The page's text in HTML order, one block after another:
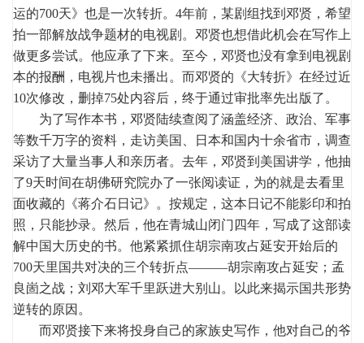
运的700天》也是一次转折。4年前，某剧组找到邓贤，希望
拍一部解放战争题材的电视剧。邓贤也想借此机会在写作上
做更多尝试。他应承了下来。至今，邓贤也没有拿到电视剧
本的报酬，电视片也未播出。而邓贤的《大转折》在经过近
10次修改，删掉75处内容后，终于通过审批率先出版了。
为了写作本书，邓贤陆续查阅了涵盖经济、政治、军事
等数千万字的资料，走访美国、日本和国内十余省市，调查
采访了大量当事人和亲历者。去年，邓贤到美国讲学，他抽
了9天时间在胡佛研究院办了一张阅读证，为的就是去看里
面收藏的《蒋介石日记》。按规定，这本日记不能影印和拍
照，只能抄录。然后，他在青城山闭门四年，写成了这部读
解中国大历史的书。他紧紧抓住胡宗南攻占延安开始后的
700天里国共对决的三个转折点———胡宗南攻占延安；孟
良崮之战；刘邓大军千里跃进大别山。以此来揭示国共形势
逆转的原因。
而邓贤接下来将投身自己的家族史写作，他对自己的爷